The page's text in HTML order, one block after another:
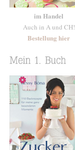
im Handel
Auch in A und CH!
Bestellung hier